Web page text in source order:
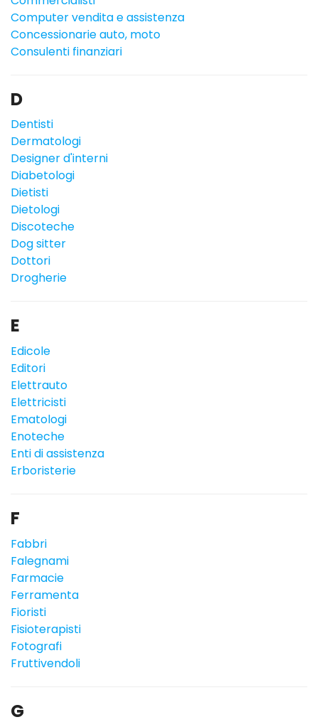
Computer vendita e assistenza
Concessionarie auto, moto
Consulenti finanziari
D
Dentisti
Dermatologi
Designer d'interni
Diabetologi
Dietisti
Dietologi
Discoteche
Dog sitter
Dottori
Drogherie
E
Edicole
Editori
Elettrauto
Elettricisti
Ematologi
Enoteche
Enti di assistenza
Erboristerie
F
Fabbri
Falegnami
Farmacie
Ferramenta
Fioristi
Fisioterapisti
Fotografi
Fruttivendoli
G